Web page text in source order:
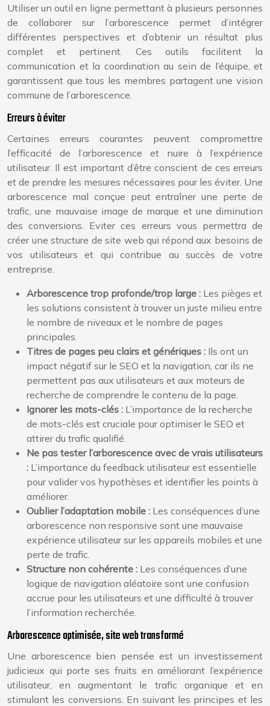
Utiliser un outil en ligne permettant à plusieurs personnes
de collaborer sur l’arborescence permet d’intégrer
différentes perspectives et d’obtenir un résultat plus
complet et pertinent. Ces outils facilitent la
communication et la coordination au sein de l’équipe, et
garantissent que tous les membres partagent une vision
commune de l’arborescence.
Erreurs à éviter
Certaines erreurs courantes peuvent compromettre
l’efficacité de l’arborescence et nuire à l’expérience
utilisateur. Il est important d’être conscient de ces erreurs
et de prendre les mesures nécessaires pour les éviter. Une
arborescence mal conçue peut entraîner une perte de
trafic, une mauvaise image de marque et une diminution
des conversions. Eviter ces erreurs vous permettra de
créer une structure de site web qui répond aux besoins de
vos utilisateurs et qui contribue au succès de votre
entreprise.
Arborescence trop profonde/trop large : Les pièges et
les solutions consistent à trouver un juste milieu entre
le nombre de niveaux et le nombre de pages
principales.
Titres de pages peu clairs et génériques : Ils ont un
impact négatif sur le SEO et la navigation, car ils ne
permettent pas aux utilisateurs et aux moteurs de
recherche de comprendre le contenu de la page.
Ignorer les mots-clés : L’importance de la recherche
de mots-clés est cruciale pour optimiser le SEO et
attirer du trafic qualifié.
Ne pas tester l’arborescence avec de vrais utilisateurs
: L’importance du feedback utilisateur est essentielle
pour valider vos hypothèses et identifier les points à
améliorer.
Oublier l’adaptation mobile : Les conséquences d’une
arborescence non responsive sont une mauvaise
expérience utilisateur sur les appareils mobiles et une
perte de trafic.
Structure non cohérente : Les conséquences d’une
logique de navigation aléatoire sont une confusion
accrue pour les utilisateurs et une difficulté à trouver
l’information recherchée.
Arborescence optimisée, site web transformé
Une arborescence bien pensée est un investissement
judicieux qui porte ses fruits en améliorant l’expérience
utilisateur, en augmentant le trafic organique et en
stimulant les conversions. En suivant les principes et les